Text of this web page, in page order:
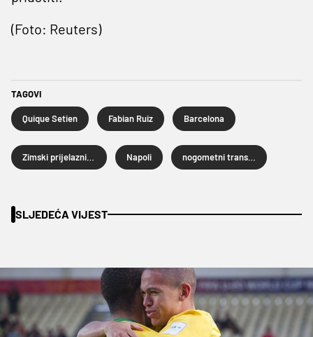
(Foto: Reuters)
TAGOVI
Quique Setien Fabian Ruiz Barcelona
Napoli
SLJEDEĆA VIJEST